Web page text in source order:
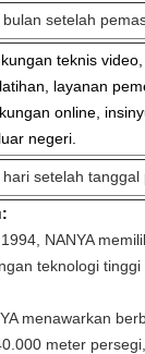
bulan setelah
teknis
layanan
online,
negeri.
hari setelah tanggal
NANYA
teknologi
menawarkan
meter